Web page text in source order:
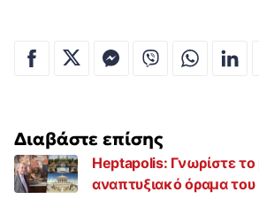
Διαβάστε επίσης
Heptapolis: Γνωρίστε
αναπτυξιακό όραμα